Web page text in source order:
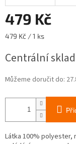
479 Kč
Měrná
479 Kč / 1 ks
Centrální sklad
Můžeme doručit do:
Látka 100% polyester,